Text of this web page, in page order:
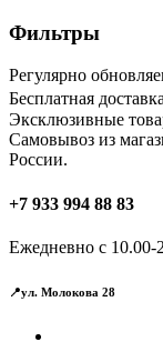
Фильтры
Регулярно
Бесплатная
Эксклюзивные
Самовывоз из
России.
+7 933 994 88 83
Ежедневно с 10.00-
📍ул. Молокова 28